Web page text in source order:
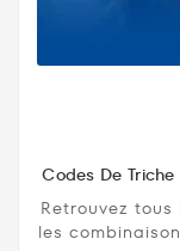
Codes De
Retrouvez tous
les